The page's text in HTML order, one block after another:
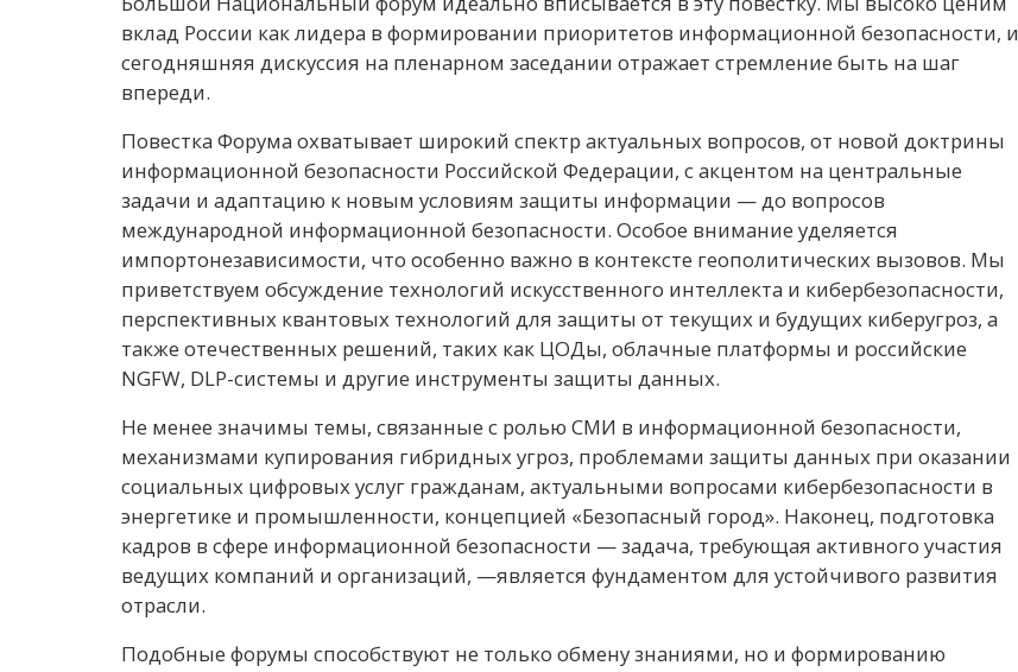
вклад России как лидера в формировании приоритетов информационной безопасности, и
сегодняшняя дискуссия на пленарном заседании отражает стремление быть на шаг
впереди.
Повестка Форума охватывает широкий спектр актуальных вопросов, от новой доктрины
информационной безопасности Российской Федерации, с акцентом на центральные
задачи и адаптацию к новым условиям защиты информации — до вопросов
международной информационной безопасности. Особое внимание уделяется
импортонезависимости, что особенно важно в контексте геополитических вызовов. Мы
приветствуем обсуждение технологий искусственного интеллекта и кибербезопасности,
перспективных квантовых технологий для защиты от текущих и будущих киберугроз, а
также отечественных решений, таких как ЦОДы, облачные платформы и российские
NGFW, DLР-системы и другие инструменты защиты данных.
Не менее значимы темы, связанные с ролью СМИ в информационной безопасности,
механизмами купирования гибридных угроз, проблемами защиты данных при оказании
социальных цифровых услуг гражданам, актуальными вопросами кибербезопасности в
энергетике и промышленности, концепцией «Безопасный город». Наконец, подготовка
кадров в сфере информационной безопасности — задача, требующая активного участия
ведущих компаний и организаций, —является фундаментом для устойчивого развития
отрасли.
Подобные форумы способствуют не только обмену знаниями, но и формированию